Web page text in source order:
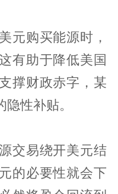
元购买能源时，
有助于降低美国
撑财政赤字，某
性补贴。
交易绕开美元结
的必要性就会下